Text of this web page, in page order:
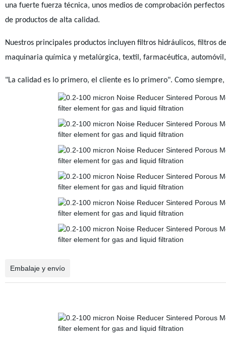
una fuerte fuerza técnica, unos medios de comprobación
de productos de alta calidad.
Nuestros principales productos incluyen filtros hidráulicos, filtros
maquinaria química y metalúrgica, textil, farmacéutica,
"La calidad es lo primero, el cliente es lo primero". Como
Embalaje y envío